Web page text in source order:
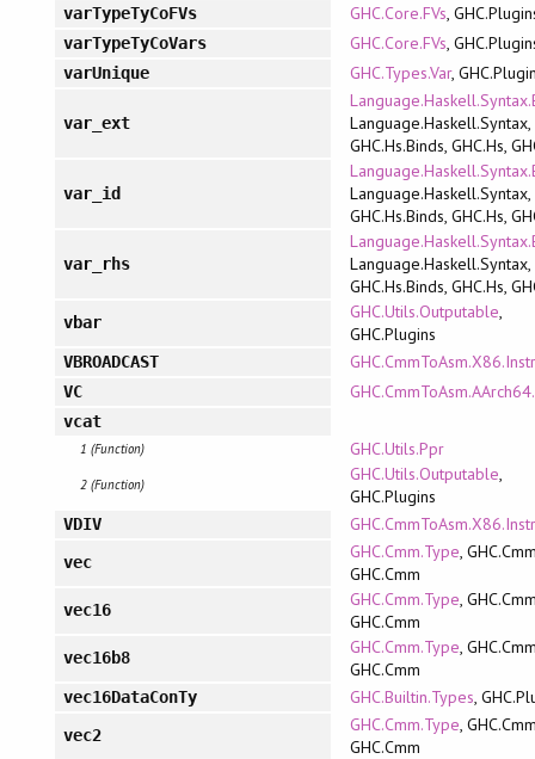
varTypeTyCoFVs GHC.Core.FVs,
varTypeTyCoVars GHC.Core.FVs,
varUnique GHC.Types.Var,
var_ext
Language.Haskell.Syntax,
GHC.Hs.Binds, GHC.Hs,
var_id
Language.Haskell.Syntax,
GHC.Hs.Binds, GHC.Hs,
var_rhs
Language.Haskell.Syntax,
GHC.Hs.Binds, GHC.Hs,
vbar GHC.Utils.Outputable,
GHC.Plugins
VBROADCAST
VC
vcat
1 (Function) GHC.Utils.Ppr
2 (Function) GHC.Utils.Outputable,
GHC.Plugins
VDIV
vec GHC.Cmm.Type,
GHC.Cmm
vec16 GHC.Cmm.Type,
GHC.Cmm
vec16b8 GHC.Cmm.Type,
GHC.Cmm
vec16DataConTy GHC.Builtin.Types,
vec2 GHC.Cmm.Type,
GHC.Cmm